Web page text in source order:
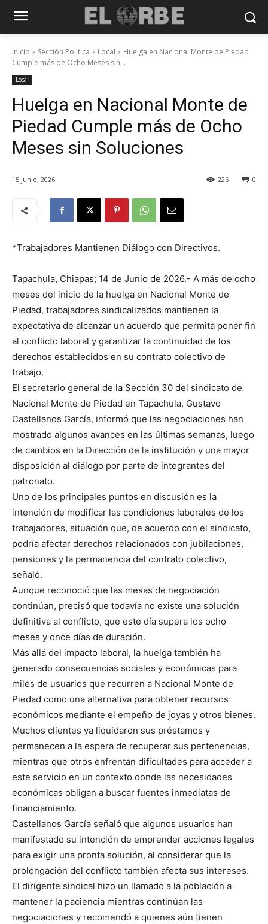
Inicio Sección Politica Local
Huelga en Nacional Monte de Piedad
Cumple más de Ocho Meses sin...
Local
Huelga en Nacional Monte de
Piedad Cumple más de Ocho
Meses sin Soluciones
15 junio, 2026 0
226
*Trabajadores Mantienen Diálogo con Directivos.
Tapachula, Chiapas; 14 de Junio de 2026.- A más de ocho
meses del inicio de la huelga en Nacional Monte de
Piedad, trabajadores sindicalizados mantienen la
expectativa de alcanzar un acuerdo que permita poner fin
al conflicto laboral y garantizar la continuidad de los
derechos establecidos en su contrato colectivo de
trabajo.
El secretario general de la Sección 30 del sindicato de
Nacional Monte de Piedad en Tapachula, Gustavo
Castellanos García, informó que las negociaciones han
mostrado algunos avances en las últimas semanas, luego
de cambios en la Dirección de la institución y una mayor
disposición al diálogo por parte de integrantes del
patronato.
Uno de los principales puntos en discusión es la
intención de modificar las condiciones laborales de los
trabajadores, situación que, de acuerdo con el sindicato,
podría afectar derechos relacionados con jubilaciones,
pensiones y la permanencia del contrato colectivo,
señaló.
Aunque reconoció que las mesas de negociación
continúan, precisó que todavía no existe una solución
definitiva al conflicto, que este día supera los ocho
meses y once días de duración.
Más allá del impacto laboral, la huelga también ha
generado consecuencias sociales y económicas para
miles de usuarios que recurren a Nacional Monte de
Piedad como una alternativa para obtener recursos
económicos mediante el empeño de joyas y otros bienes.
Muchos clientes ya liquidaron sus préstamos y
permanecen a la espera de recuperar sus pertenencias,
mientras que otros enfrentan dificultades para acceder a
este servicio en un contexto donde las necesidades
económicas obligan a buscar fuentes inmediatas de
financiamiento.
Castellanos García señaló que algunos usuarios han
manifestado su intención de emprender acciones legales
para exigir una pronta solución, al considerar que la
prolongación del conflicto también afecta sus intereses.
El dirigente sindical hizo un llamado a la población a
mantener la paciencia mientras continúan las
negociaciones y recomendó a quienes aún tienen